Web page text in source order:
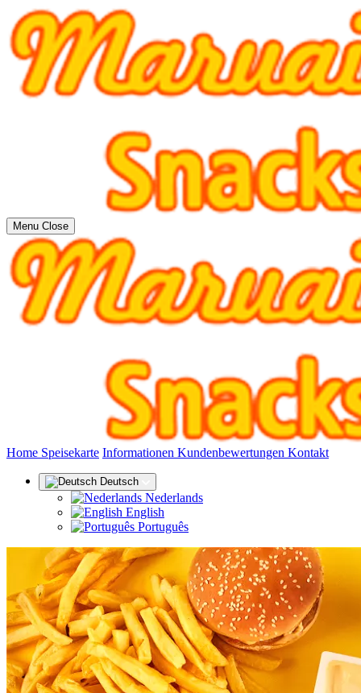
Menu Close
Home (aktuell)
Speisekarte Informationen Kundenbewertungen Kontakt
Deutsch
Nederlands
English
Português